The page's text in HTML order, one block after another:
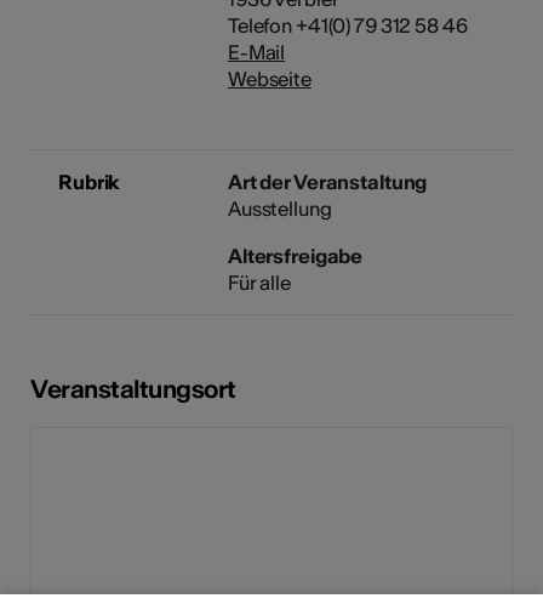
Telefon +41(0) 79 312 58 46
E-Mail
Webseite
Rubrik
Art der Veranstaltung
Ausstellung
Altersfreigabe
Für alle
Veranstaltungsort